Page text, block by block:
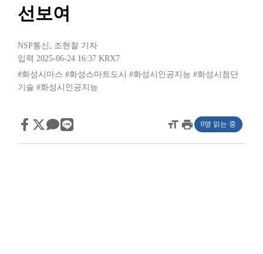
선보여
NSP통신 , 조현철 기자
입력 2025-06-24 16:37 KRX7
#화성시마스 #화성스마트도시 #화성시인공지능 #화성시첨단
기술 #화성시인공지능
format_sizeprint 0명 읽는 중